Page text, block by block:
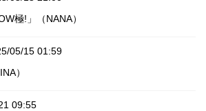
極!」（NANA）
05/15 01:59
）
09:55